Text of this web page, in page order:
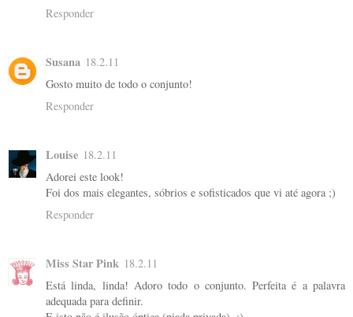
Responder
Susana 18.2.11
Gosto muito de todo o conjunto!
Responder
Louise 18.2.11
Adorei este look!
Foi dos mais elegantes, sóbrios e sofisticados que vi até agora ;)
Responder
Miss Star Pink 18.2.11
Está linda, linda! Adoro todo o conjunto. Perfeita é a palavra
adequada para definir.